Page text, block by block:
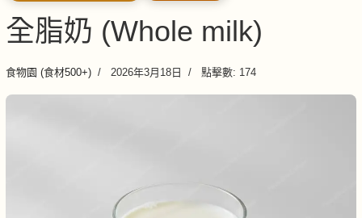
全脂奶 (Whole milk)
食物園 (食材500+) 2026年3月18日 點擊數: 174